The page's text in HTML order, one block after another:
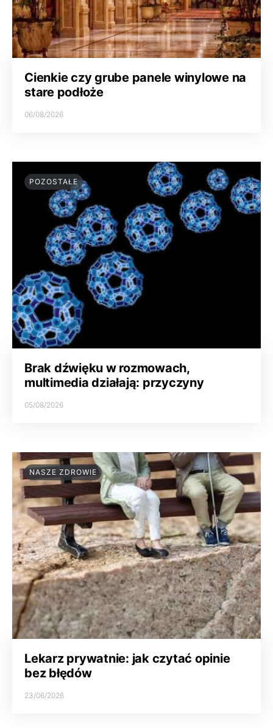
Cienkie czy grube panele winylowe na
stare podłoże
06/08/2026
POZOSTAŁE
Brak dźwięku w rozmowach,
multimedia działają: przyczyny
05/08/2026
NASZE ZDROWIE
Lekarz prywatnie: jak czytać opinie
bez błędów
23/06/2026